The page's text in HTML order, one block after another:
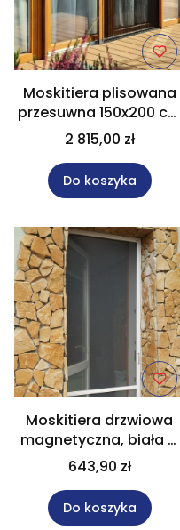
Moskitiera plisowana
przesuwna 150x200 cm
złoty dąb do okna HST
2 815,00 zł
Do koszyka
Moskitiera drzwiowa
magnetyczna, biała w
rozm. 70x200 cm
643,90 zł
Do koszyka